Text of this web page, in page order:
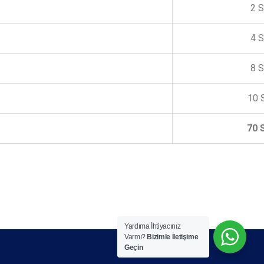
2
4
8
10
70
Yardıma İhtiyacınız
Varmı? Bizimle İletişime
Geçin